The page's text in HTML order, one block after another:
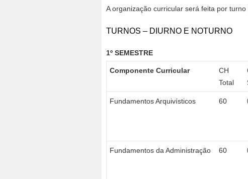
A organização curricular será feita por
TURNOS – DIURNO E NOTURNO
1º SEMESTRE
Componente Curricular
CH
Total
Fundamentos Arquivísticos 60
Fundamentos da Administração 60